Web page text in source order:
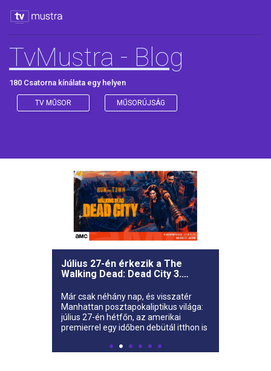
TvMustra - Blog
180 Csatorna kínálata egy helyen
TV MŰSOR MŰSORÚJSÁG
Július 27-én érkezik a The
Walking Dead: Dead City 3.
Már csak néhány nap, és visszatér
Manhattan posztapokaliptikus világa:
július 27-én hétfőn, az amerikai
premierrel egy időben debütál itthon is
City harmadik évada.